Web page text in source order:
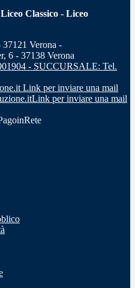
Classico - Liceo
Verona -
6 - 37138 Verona
- SUCCURSALE: Tel.
Link per inviare una mail
Link per inviare una mail